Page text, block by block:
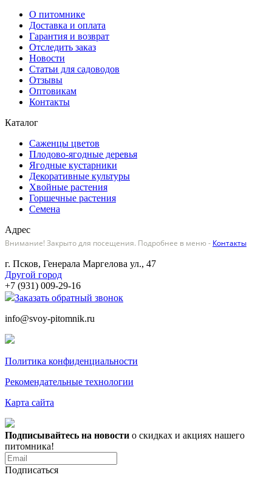
О питомнике
Доставка и оплата
Гарантия и возврат
Отследить заказ
Новости
Статьи для садоводов
Отзывы
Оптовикам
Контакты
Каталог
Саженцы цветов
Плодово-ягодные деревья
Ягодные кустарники
Декоративные культуры
Хвойные растения
Горшечные растения
Семена
Адрес
Внимание! Закрыто для посещения. Подробнее в меню - Контакты
г. Псков, Генерала Маргелова ул., 47
Другой город
+7 (931) 009-29-16
Заказать обратный звонок
info@svoy-pitomnik.ru
Политика конфиденциальности
Рекомендательные технологии
Карта сайта
Подписывайтесь на новости о скидках и акциях нашего
питомника!
Подписаться